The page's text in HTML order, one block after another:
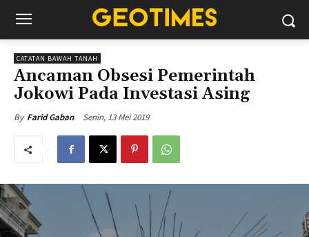
CATATAN BAWAH TANAH
Ancaman Obsesi Pemerintah
Jokowi Pada Investasi Asing
By Farid Gaban Senin, 13 Mei 2019